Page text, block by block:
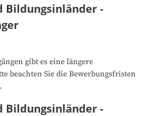
Bildungsinländer -
gibt es eine längere
beachten Sie die Bewerbungsfristen
Bildungsinländer -